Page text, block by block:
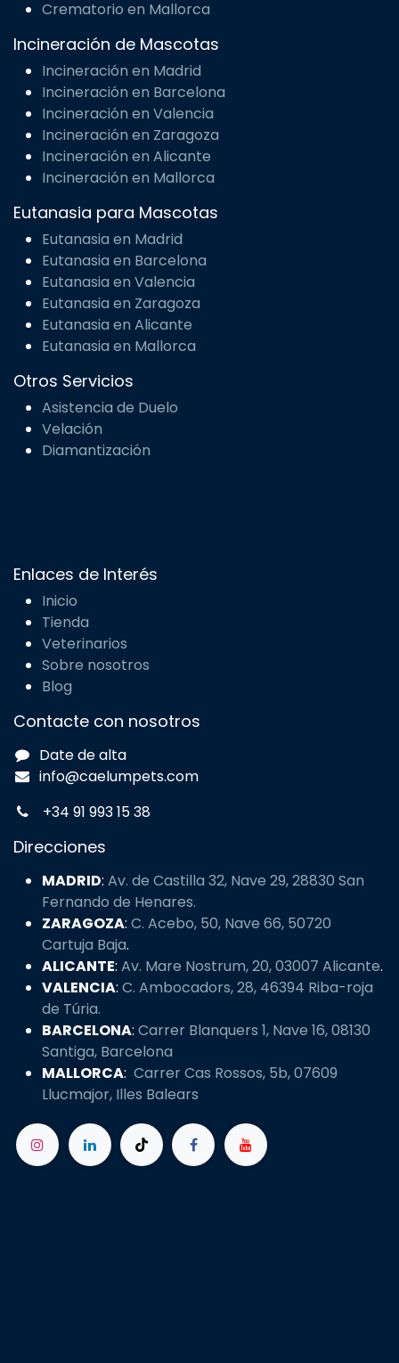
Crematorio en Mallorca
Incineración de Mascotas
Incineración en Madrid
Incineración en Barcelona
Incineración en Valencia
Incineración en Zaragoza
Incineración en Alicante
Incineración en Mallorca
Eutanasia para Mascotas
Eutanasia en Madrid
Eutanasia en Barcelona
Eutanasia en Valencia
Eutanasia en Zaragoza
Eutanasia en Alicante
Eutanasia en Mallorca
Otros Servicios
Asistencia de Duelo
Velación
Diamantización
Enlaces de Interés
Inicio
Tienda
Veterinarios
Sobre nosotros
Blog
Contacte con nosotros
Date de alta
info@caelumpets.com
+34 91 993 15 38
Direcciones
MADRID: Av. de Castilla 32, Nave 29, 28830 San
Fernando de Henares.
ZARAGOZA: C. Acebo, 50, Nave 66, 50720
Cartuja Baja.
ALICANTE: Av. Mare Nostrum, 20, 03007 Alicante.
VALENCIA: C. Ambocadors, 28, 46394 Riba-roja
de Túria.
BARCELONA: Carrer Blanquers 1, Nave 16, 08130
Santiga, Barcelona
MALLORCA: Carrer Cas Rossos, 5b, 07609
Llucmajor, Illes Balears